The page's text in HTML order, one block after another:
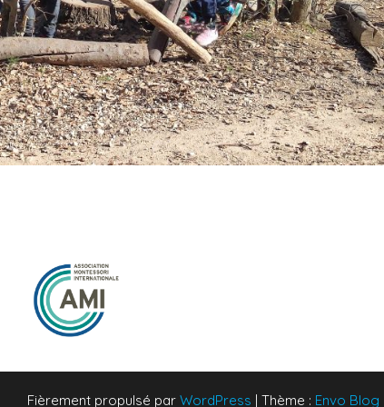
Fièrement propulsé par WordPress | Thème : Envo Blog